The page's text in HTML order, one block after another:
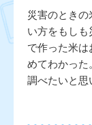
災害のとき
い方をもし
で作った米は
めてわかった
調べたいと思